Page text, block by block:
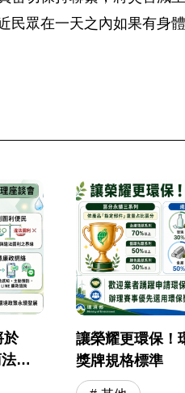
眾在一天之內如果有身體
於
遵
讓榮耀更環保！
獎牌規格標準